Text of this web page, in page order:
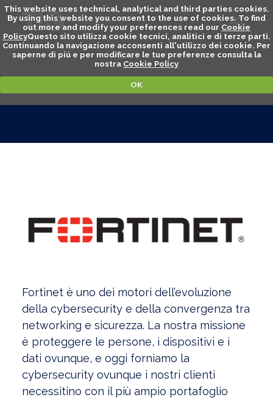
This website uses technical, analytical and third parties cookies.
By using this website you consent to the use of cookies. To find
out more and modify your preferences read our Cookie
PolicyQuesto sito utilizza cookie tecnici, analitici e di terze parti.
Continuando la navigazione acconsenti all'utilizzo dei cookie. Per
saperne di piú e per modificare le tue preferenze consulta la
nostra Cookie Policy
OK
Fortinet è uno dei motori dell’evoluzione
della cybersecurity e della convergenza tra
networking e sicurezza. La nostra missione
è proteggere le persone, i dispositivi e i
dati ovunque, e oggi forniamo la
cybersecurity ovunque i nostri clienti
necessitino con il più ampio portafoglio